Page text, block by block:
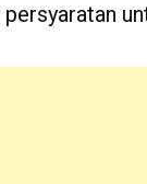
persyaratan